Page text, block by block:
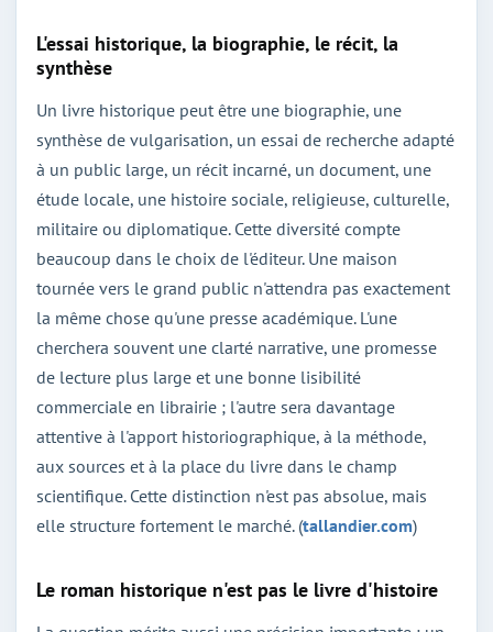
L'essai historique, la biographie, le récit, la
synthèse
Un livre historique peut être une biographie, une
synthèse de vulgarisation, un essai de recherche adapté
à un public large, un récit incarné, un document, une
étude locale, une histoire sociale, religieuse, culturelle,
militaire ou diplomatique. Cette diversité compte
beaucoup dans le choix de l'éditeur. Une maison
tournée vers le grand public n'attendra pas exactement
la même chose qu'une presse académique. L'une
cherchera souvent une clarté narrative, une promesse
de lecture plus large et une bonne lisibilité
commerciale en librairie ; l'autre sera davantage
attentive à l'apport historiographique, à la méthode,
aux sources et à la place du livre dans le champ
scientifique. Cette distinction n'est pas absolue, mais
elle structure fortement le marché. (tallandier.com)
Le roman historique n'est pas le livre d'histoire